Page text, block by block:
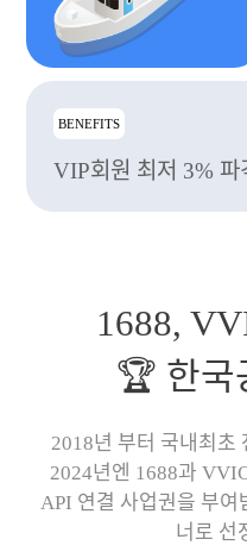
BENEFITS
VIP회원 최저 3% 파
1688,
🏆 한국
2018년 부터 국내최초
2024년엔 1688과
API 연결 사업권을 부
너로 선